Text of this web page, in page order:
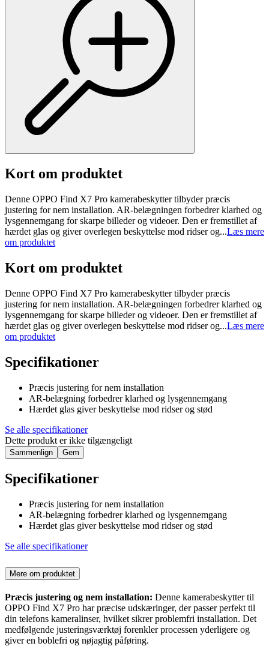
Kort om produktet
Denne OPPO Find X7 Pro kamerabeskytter tilbyder præcis
justering for nem installation. AR-belægningen forbedrer klarhed og
lysgennemgang for skarpe billeder og videoer. Den er fremstillet af
hærdet glas og giver overlegen beskyttelse mod ridser og...Læs mere
om produktet
Kort om produktet
Denne OPPO Find X7 Pro kamerabeskytter tilbyder præcis
justering for nem installation. AR-belægningen forbedrer klarhed og
lysgennemgang for skarpe billeder og videoer. Den er fremstillet af
hærdet glas og giver overlegen beskyttelse mod ridser og...Læs mere
om produktet
Specifikationer
Præcis justering for nem installation
AR-belægning forbedrer klarhed og lysgennemgang
Hærdet glas giver beskyttelse mod ridser og stød
Se alle specifikationer
Dette produkt er ikke tilgængeligt
Sammenlign Gem
Specifikationer
Præcis justering for nem installation
AR-belægning forbedrer klarhed og lysgennemgang
Hærdet glas giver beskyttelse mod ridser og stød
Se alle specifikationer
Mere om produktet
Præcis justering og nem installation: Denne kamerabeskytter til
OPPO Find X7 Pro har præcise udskæringer, der passer perfekt til
din telefons kameralinser, hvilket sikrer problemfri installation. Det
medfølgende justeringsværktøj forenkler processen yderligere og
giver en boblefri og nøjagtig påføring.